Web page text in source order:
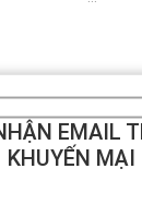
EMAIL
KHUYẾN MẠI